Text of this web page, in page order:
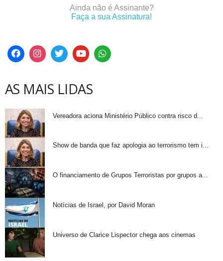
Ainda não é Assinante?
Faça a sua Assinatura!
AS MAIS LIDAS
Vereadora aciona Ministério Público contra risco d...
Show de banda que faz apologia ao terrorismo tem i...
O financiamento de Grupos Terroristas por grupos a...
Notícias de Israel, por David Moran
Universo de Clarice Lispector chega aos cinemas